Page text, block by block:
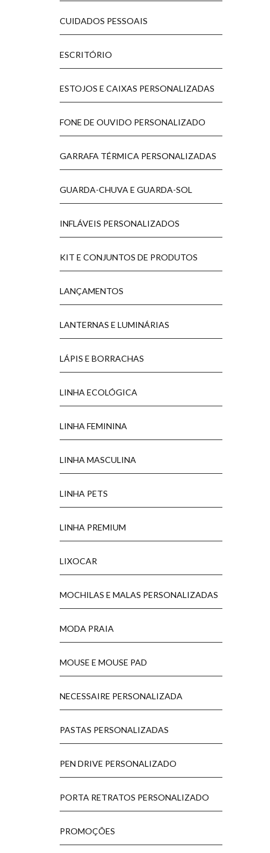
CUIDADOS PESSOAIS
ESCRITÓRIO
ESTOJOS E CAIXAS PERSONALIZADAS
FONE DE OUVIDO PERSONALIZADO
GARRAFA TÉRMICA PERSONALIZADAS
GUARDA-CHUVA E GUARDA-SOL
INFLÁVEIS PERSONALIZADOS
KIT E CONJUNTOS DE PRODUTOS
LANÇAMENTOS
LANTERNAS E LUMINÁRIAS
LÁPIS E BORRACHAS
LINHA ECOLÓGICA
LINHA FEMININA
LINHA MASCULINA
LINHA PETS
LINHA PREMIUM
LIXOCAR
MOCHILAS E MALAS PERSONALIZADAS
MODA PRAIA
MOUSE E MOUSE PAD
NECESSAIRE PERSONALIZADA
PASTAS PERSONALIZADAS
PEN DRIVE PERSONALIZADO
PORTA RETRATOS PERSONALIZADO
PROMOÇÕES